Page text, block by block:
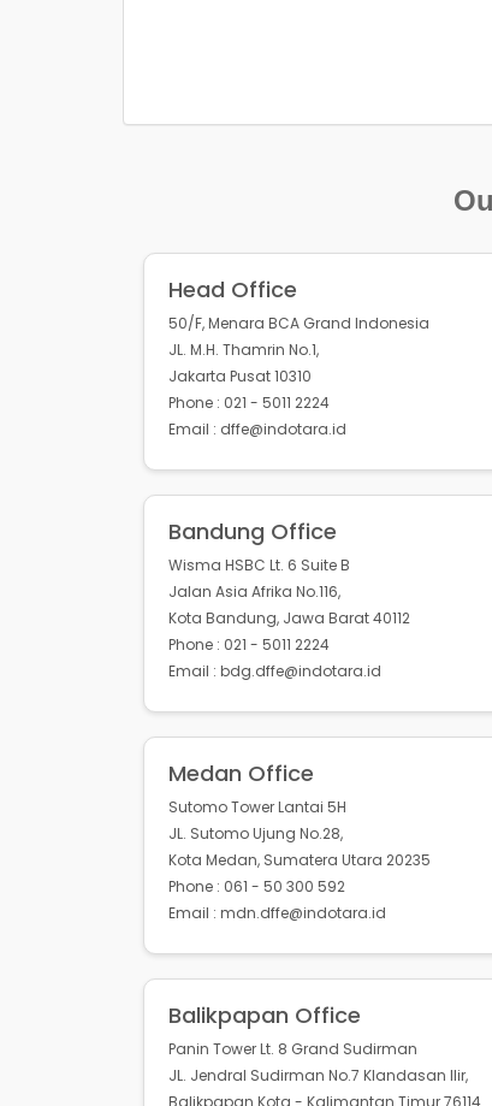
Head Office
50/F, Menara BCA Grand Indonesia
JL. M.H. Thamrin No.1,
Jakarta Pusat 10310
Phone : 021 - 5011 2224
Email : dffe@indotara.id
Bandung Office
Wisma HSBC Lt. 6 Suite B
Jalan Asia Afrika No.116,
Kota Bandung, Jawa Barat 40112
Phone : 021 - 5011 2224
Email : bdg.dffe@indotara.id
Medan Office
Sutomo Tower Lantai 5H
JL. Sutomo Ujung No.28,
Kota Medan, Sumatera Utara 20235
Phone : 061 - 50 300 592
Email : mdn.dffe@indotara.id
Balikpapan Office
Panin Tower Lt. 8 Grand Sudirman
JL. Jendral Sudirman No.7 Klandasan Ilir,
Balikpapan Kota - Kalimantan Timur 76114